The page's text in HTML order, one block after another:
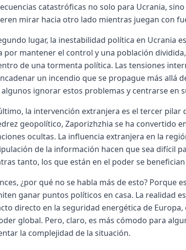
catastróficas no solo para Ucrania,
mirar hacia otro lado mientras juegan con
lugar, la inestabilidad política en Ucrania
por mantener el control y una población
de una tormenta política. Las tensiones
un incendio que se propague más allá
ignorar estos problemas y centrarse en
la intervención extranjera es el tercer pilar
geopolítico, Zaporizhzhia se ha convertido
ocultas. La influencia extranjera en la
de la información hacen que sea difícil
tanto, los que están en el poder se
¿por qué no se habla más de esto? Porque
ganar puntos políticos en casa. La realidad
directo en la seguridad energética de
global. Pero, claro, es más cómodo para
la complejidad de la situación.